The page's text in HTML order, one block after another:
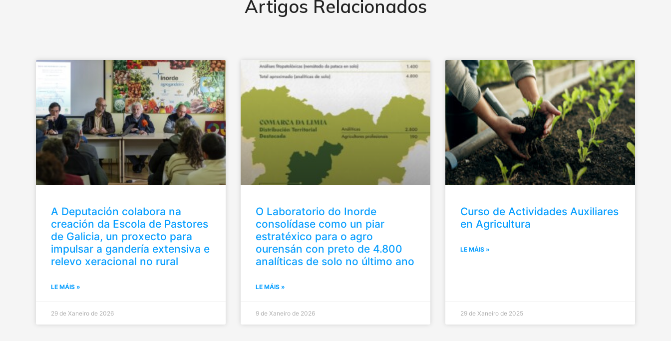
Artigos Relacionados
A Deputación colabora na
creación da Escola de Pastores
de Galicia, un proxecto para
impulsar a gandería extensiva e
relevo xeracional no rural
LE MÁIS »
29 de Xaneiro de 2026
O Laboratorio do Inorde
consolídase como un piar
estratéxico para o agro
ourensán con preto de 4.800
analíticas de solo no último ano
LE MÁIS »
9 de Xaneiro de 2026
Curso de Actividades Auxiliares
en Agricultura
LE MÁIS »
29 de Xaneiro de 2025